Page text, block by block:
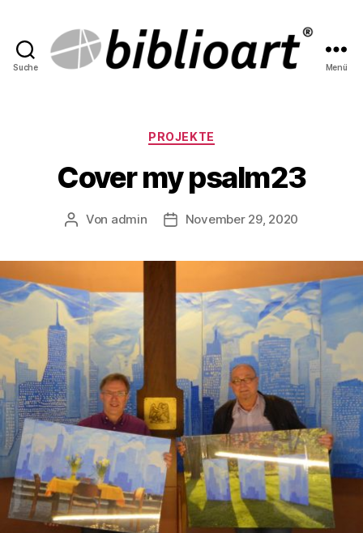
Suche Menü
Kategorien
PROJEKTE
Cover my psalm23
Beitragsautor
Von admin Beitragsdatum
November 29, 2020